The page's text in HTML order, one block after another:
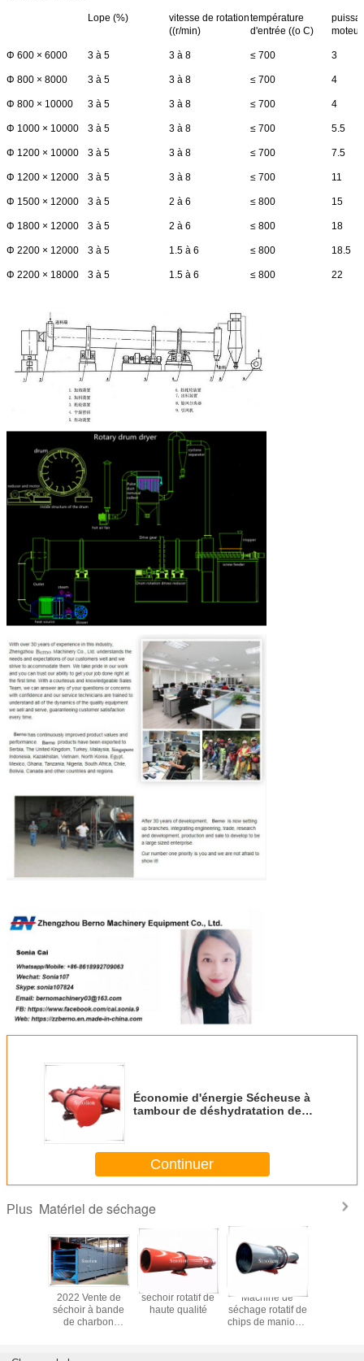
Lope (%)
vitesse de rotation
((r/min)
température
d'entrée ((o C)
Φ 600 × 6000 3 à 5 3 à 8 ≤ 700 3
Φ 800 × 8000 3 à 5 3 à 8 ≤ 700 4
Φ 800 × 10000 3 à 5 3 à 8 ≤ 700 4
Φ 1000 × 10000 3 à 5 3 à 8 ≤ 700 5.5
Φ 1200 × 10000 3 à 5 3 à 8 ≤ 700 7.5
Φ 1200 × 12000 3 à 5 3 à 8 ≤ 700 11
Φ 1500 × 12000 3 à 5 2 à 6 ≤ 800 15
Φ 1800 × 12000 3 à 5 2 à 6 ≤ 800 18
Φ 2200 × 12000 3 à 5 1.5 à 6 ≤ 800 18.5
Φ 2200 × 18000 3 à 5 1.5 à 6 ≤ 800 22
Économie d'énergie Sécheuse à
tambour de déshydratation de
Continuer
Plus Matériel de séchage
2022 Vente de
séchoir à bande
de charbon
séchoir rotatif de
haute qualité
Machine de
séchage rotatif de
chips de manioc à